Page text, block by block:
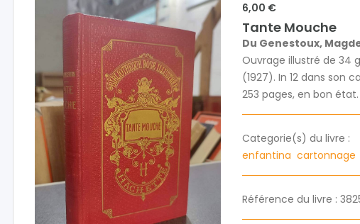
6,00 €
Tante Mouche
Du Genestoux,
Ouvrage illustré de 34
(1927). In 12 dans son
253 pages, en bon état.
Categorie(s) du livre :
enfantina cartonnage
Référence du livre :